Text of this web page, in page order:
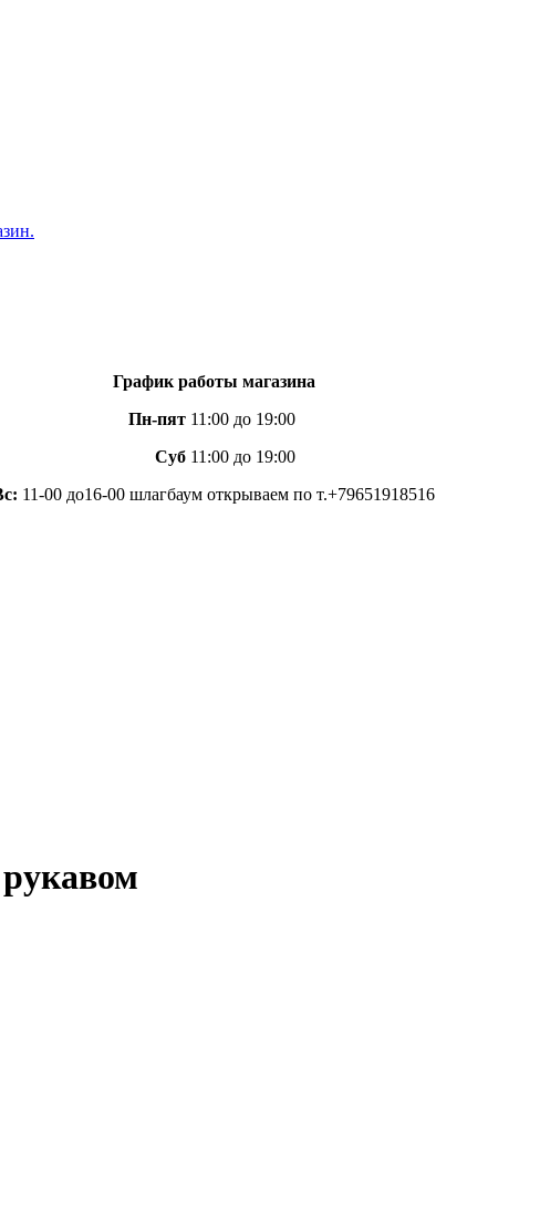
График работы магазина
Пн-пят11:00 до 19:00
Суб11:00 до 19:00
11-00 до16-00 шлагбаум открываем по т.+79651918516